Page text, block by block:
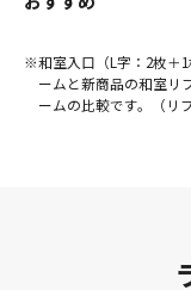
※和室入口（L字：2枚＋
ームと新商品の和室リ
ームの比較です。（リ